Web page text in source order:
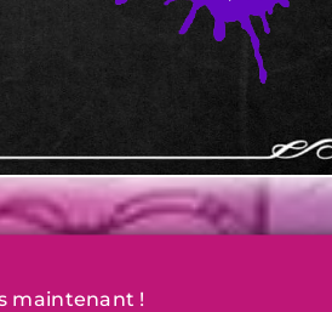
maintenant !